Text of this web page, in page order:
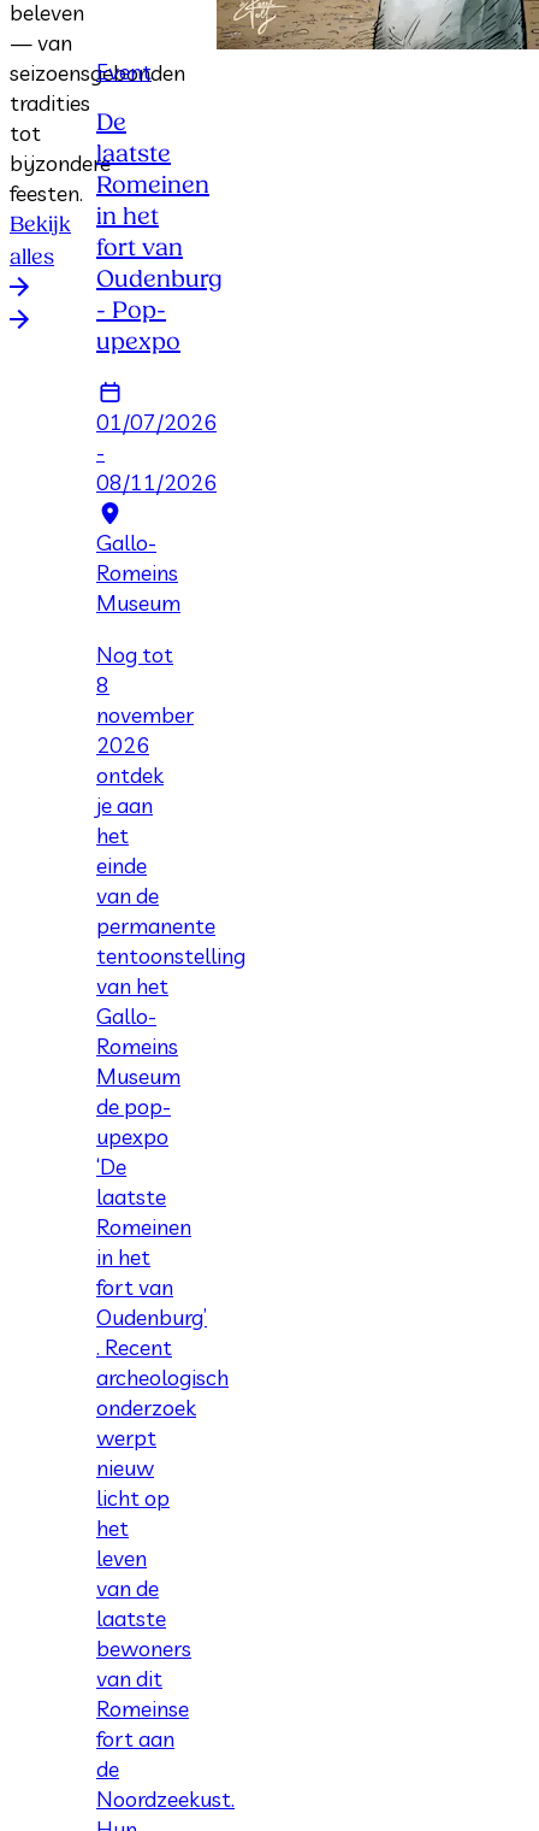
beleven
— van
seizoensgebonden
tradities
tot
bijzondere
feesten.
Bekijk
alles
Event
De
laatste
Romeinen
in het
fort van
Oudenburg
- Pop-
upexpo
01/07/2026
-
08/11/2026
Gallo-
Romeins
Museum
Nog tot
8
november
2026
ontdek
je aan
het
einde
van de
permanente
tentoonstelling
van het
Gallo-
Romeins
Museum
de pop-
upexpo
‘De
laatste
Romeinen
in het
fort van
Oudenburg’
. Recent
archeologisch
onderzoek
werpt
nieuw
licht op
het
leven
van de
laatste
bewoners
van dit
Romeinse
fort aan
de
Noordzeekust.